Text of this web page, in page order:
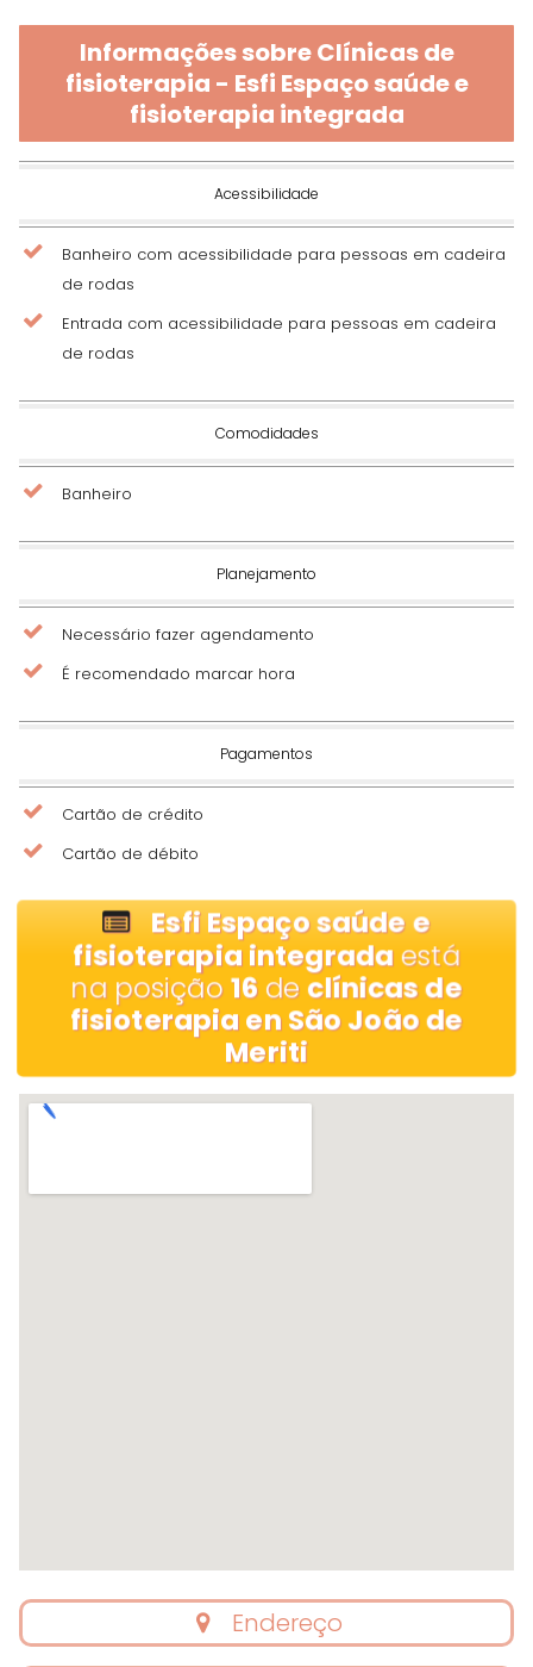
Informações sobre Clínicas de
fisioterapia - Esfi Espaço saúde e
fisioterapia integrada
Acessibilidade
Banheiro com acessibilidade para pessoas em cadeira
de rodas
Entrada com acessibilidade para pessoas em cadeira
de rodas
Comodidades
Banheiro
Planejamento
Necessário fazer agendamento
É recomendado marcar hora
Pagamentos
Cartão de crédito
Cartão de débito
Esfi Espaço saúde e
fisioterapia integradaestá
na posição16declínicas de
fisioterapia en São João de
Meriti
Endereço